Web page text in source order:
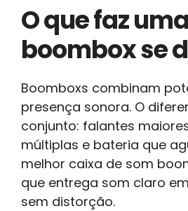
O que faz uma
boombox se
Boomboxs combinam
presença sonora. O
conjunto: falantes
múltiplas e bateria que
melhor caixa de som
que entrega som claro
sem distorção.